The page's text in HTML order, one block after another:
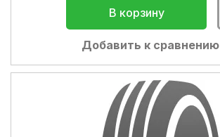
В корзину
Добавить к сравнению